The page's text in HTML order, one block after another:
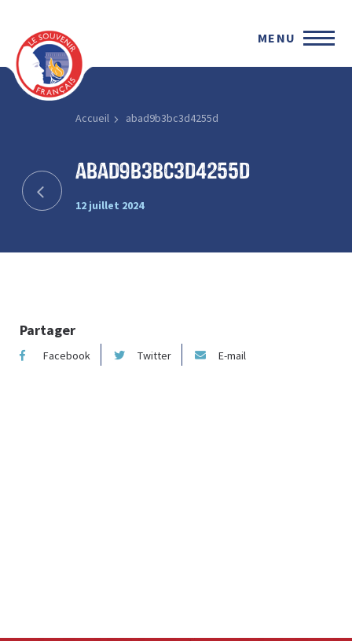
MENU
Accueil abad9b3bc3d4255d
abad9b3bc3d4255d
12 juillet 2024
Partager
Facebook Twitter E-mail